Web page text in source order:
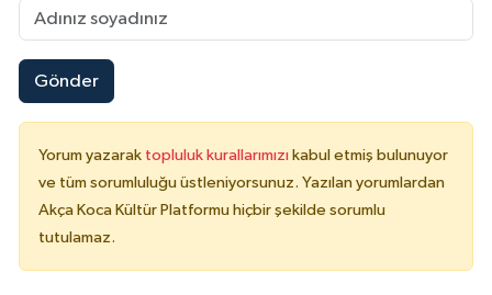
Gönder
Yorum yazarak topluluk kurallarımızı kabul etmiş bulunuyor
ve tüm sorumluluğu üstleniyorsunuz. Yazılan yorumlardan
Akça Koca Kültür Platformu hiçbir şekilde sorumlu
tutulamaz.